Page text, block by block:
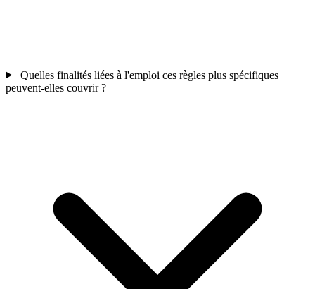
Quelles finalités liées à l'emploi ces règles plus spécifiques
peuvent-elles couvrir ?